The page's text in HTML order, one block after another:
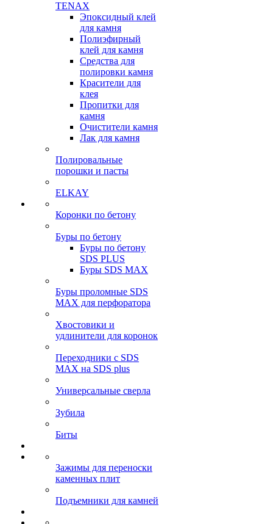
TENAX
Эпоксидный клей
для камня
Полиэфирный
клей для камня
Средства для
полировки камня
Красители для
клея
Пропитки для
камня
Очистители камня
Лак для камня
Полировальные
порошки и пасты
ELKAY
Коронки по бетону
Буры по бетону
Буры по бетону
SDS PLUS
Буры SDS MAX
Буры проломные SDS
MAX для перфоратора
Хвостовики и
удлинители для коронок
Переходники с SDS
MAX на SDS plus
Универсальные сверла
Зубила
Биты
Зажимы для переноски
каменных плит
Подъемники для камней